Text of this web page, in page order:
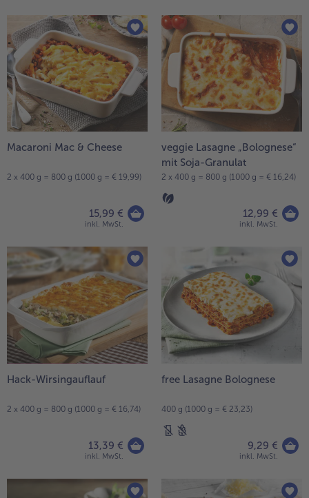
Macaroni Mac & Cheese
2 x 400 g = 800 g (1000 g = € 19,99)
15,99 €
inkl. MwSt.
veggie Lasagne „Bolognese“
mit Soja-Granulat
2 x 400 g = 800 g (1000 g = € 16,24)
12,99 €
inkl. MwSt.
Hack-Wirsingauflauf
2 x 400 g = 800 g (1000 g = € 16,74)
13,39 €
inkl. MwSt.
free Lasagne Bolognese
400 g (1000 g = € 23,23)
9,29 €
inkl. MwSt.